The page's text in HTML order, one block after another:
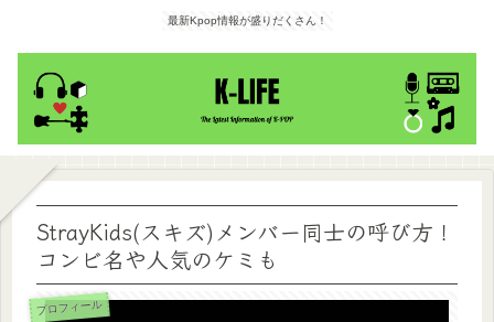
最新Kpop情報が盛りだくさん！
StrayKids(スキズ)メンバー同士の呼び方！
コンビ名や人気のケミも
プロフィール